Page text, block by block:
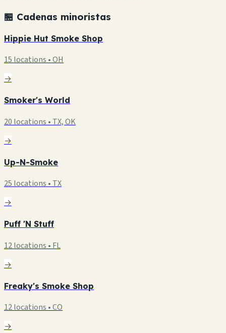
🏪 Cadenas minoristas
Hippie Hut Smoke Shop
15 locations • OH
→
Smoker's World
20 locations • TX, OK
→
Up-N-Smoke
25 locations • TX
→
Puff 'N Stuff
12 locations • FL
→
Freaky's Smoke Shop
12 locations • CO
→